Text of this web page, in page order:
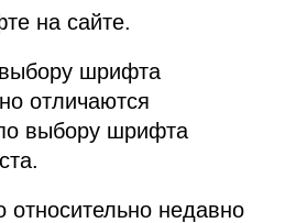
на сайте.
шрифта
отличаются
выбору шрифта
относительно недавно